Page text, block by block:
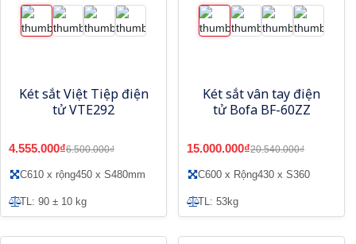
Két sắt Việt Tiệp điện
tử VTE292
4.555.000₫6.500.000₫
C610 x rộng450 x S480mm
TL: 90 ± 10 kg
Két sắt vân tay điện
tử Bofa BF-60ZZ
15.000.000₫20.540.000₫
C600 x Rộng430 x S360
TL: 53kg